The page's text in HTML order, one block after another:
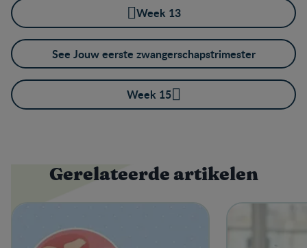
Week 13
See Jouw eerste zwangerschapstrimester
Week 15
Gerelateerde artikelen